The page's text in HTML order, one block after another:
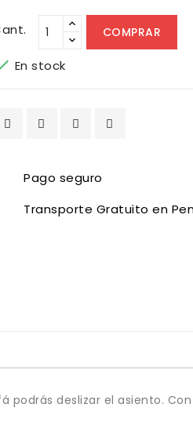
COMPRAR
En stock
Pago seguro
Transporte Gratuito en
podrás deslizar el asiento.